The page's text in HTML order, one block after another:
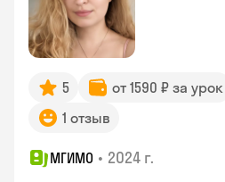
5 от 1590 ₽ за урок
1 отзыв
МГИМО • 2024 г.